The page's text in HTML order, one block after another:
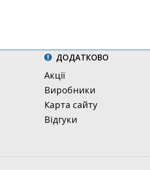
ДОДАТКОВО
Акції
Виробники
Карта сайту
Відгуки